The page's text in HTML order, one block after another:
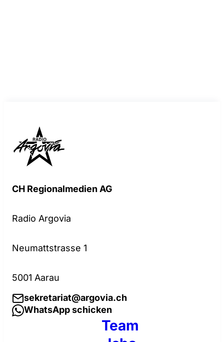
CH Regionalmedien AG
Radio Argovia
Neumattstrasse 1
5001 Aarau
sekretariat@argovia.ch
WhatsApp schicken
Team